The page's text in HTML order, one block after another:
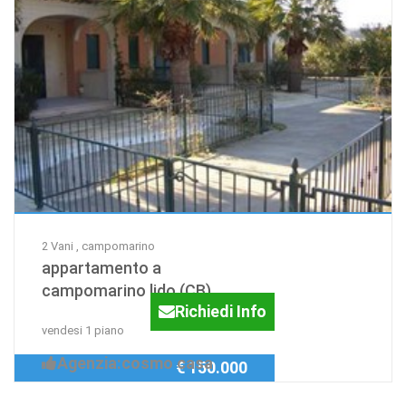
2 Vani , campomarino
appartamento a
campomarino lido (CB)
vendesi 1 piano
Richiedi Info
Agenzia:cosmo casa€ 150.000